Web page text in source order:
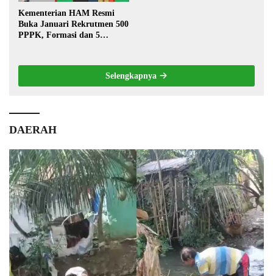
Kementerian HAM Resmi
Buka Januari Rekrutmen 500
PPPK, Formasi dan 5
Selengkapnya
DAERAH